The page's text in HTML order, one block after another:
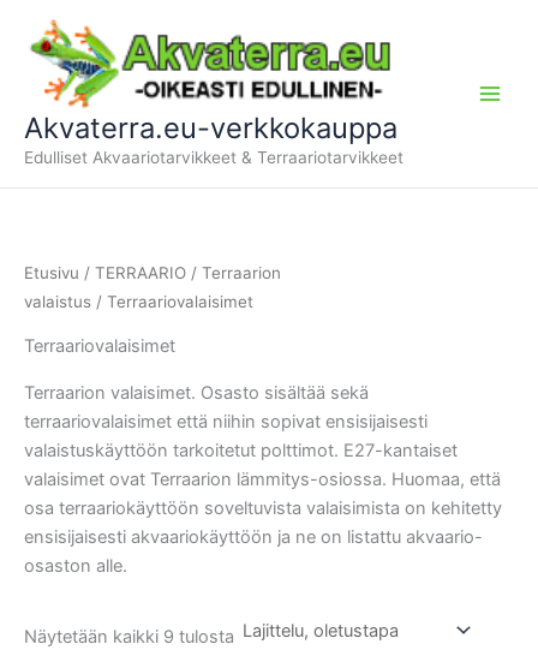
sisältöön
Akvaterra.eu-verkkokauppa
Edulliset Akvaariotarvikkeet & Terraariotarvikkeet
Etusivu / TERRAARIO / Terraarion
valaistus / Terraariovalaisimet
Terraariovalaisimet
Terraarion valaisimet. Osasto sisältää sekä
terraariovalaisimet että niihin sopivat ensisijaisesti
valaistuskäyttöön tarkoitetut polttimot. E27-kantaiset
valaisimet ovat Terraarion lämmitys-osiossa. Huomaa, että
osa terraariokäyttöön soveltuvista valaisimista on kehitetty
ensisijaisesti akvaariokäyttöön ja ne on listattu akvaario-
osaston alle.
Näytetään kaikki 9 tulosta